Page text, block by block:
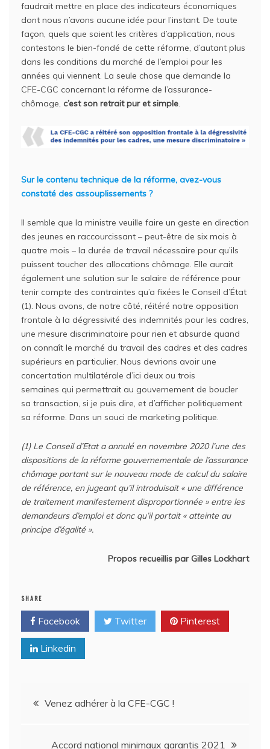
faudrait mettre en place des indicateurs économiques
dont nous n’avons aucune idée pour l’instant. De toute
façon, quels que soient les critères d’application, nous
contestons le bien-fondé de cette réforme, d’autant plus
dans les conditions du marché de l’emploi pour les
années qui viennent. La seule chose que demande la
CFE-CGC concernant la réforme de l’assurance-
chômage, c’est son retrait pur et simple.
Sur le contenu technique de la réforme, avez-vous
constaté des assouplissements ?
Il semble que la ministre veuille faire un geste en direction
des jeunes en raccourcissant – peut-être de six mois à
quatre mois – la durée de travail nécessaire pour qu’ils
puissent toucher des allocations chômage. Elle aurait
également une solution sur le salaire de référence pour
tenir compte des contraintes qu’a fixées le Conseil d’État
(1). Nous avons, de notre côté, réitéré notre opposition
frontale à la dégressivité des indemnités pour les cadres,
une mesure discriminatoire pour rien et absurde quand
on connaît le marché du travail des cadres et des cadres
supérieurs en particulier. Nous devrions avoir une
concertation multilatérale d’ici deux ou trois
semaines qui permettrait au gouvernement de boucler
sa transaction, si je puis dire, et d’afficher politiquement
sa réforme. Dans un souci de marketing politique.
​(1) Le Conseil d’Etat a annulé en novembre 2020 l’une des
dispositions de la réforme gouvernementale de l’assurance
chômage portant sur le nouveau mode de calcul du salaire
de référence, en jugeant qu’il introduisait « une différence
de traitement manifestement disproportionnée » entre les
demandeurs d’emploi et donc qu’il portait « atteinte au
principe d’égalité ».
Propos recueillis par Gilles Lockhart
SHARE
Facebook Twitter Pinterest
Linkedin
Navigation
Venez adhérer à la CFE-CGC !
Accord national minimaux garantis 2021